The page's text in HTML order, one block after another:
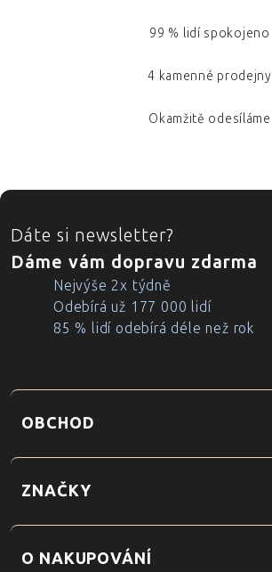
99 % lidí spokojeno
4 kamenné prodejny
Okamžitě odesíláme
ZÁPATÍ
Dáte si newsletter?
Dáme vám dopravu zdarma
Nejvýše 2x týdně
Odebírá už 177 000 lidí
85 % lidí odebírá déle než rok
OBCHOD
ZNAČKY
O NAKUPOVÁNÍ